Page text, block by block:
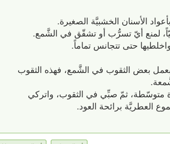
بعض الثقوب في الشَّمع، فهذه الثقوب
متوسّطة، ثمّ صبِّي في الثقوب، واتركي
العطريَّة برائحة العود.